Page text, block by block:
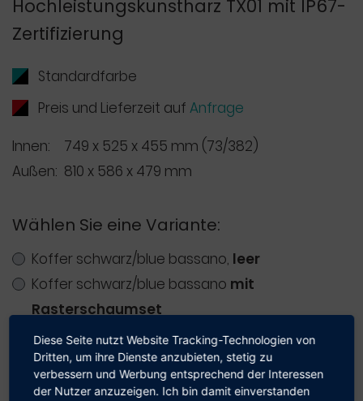
Hochleistungskunstharz TX01 mit IP67-
Zertifizierung
Standardfarbe
Preis und Lieferzeit auf Anfrage
Innen:
749 x 525 x 455 mm (73/382)
Außen: 810 x 586 x 479 mm
Wählen Sie eine Variante:
Koffer schwarz/blue bassano, leer
Koffer schwarz/blue bassano mit
Rasterschaumset
Preis:Ab€317,80 (Preis für größere Mengen auf
Unser Shop beliefert aus­schließ­lich
Diese Seite nutzt Website Tracking-Technologien von
Dritten, um ihre Dienste anzubieten, stetig zu
verbessern und Werbung entsprechend der Interessen
der Nutzer anzuzeigen. Ich bin damit einverstanden